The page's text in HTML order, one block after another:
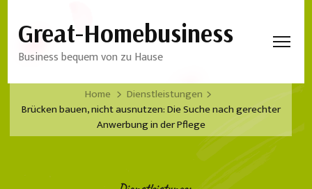
Great-Homebusiness
Business bequem von zu Hause
Home
Dienstleistungen
Brücken bauen, nicht ausnutzen: Die Suche nach gerechter
Anwerbung in der Pflege